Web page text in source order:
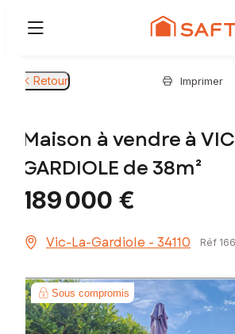
Retour Imprimer
Maison à vendre à
GARDIOLE de 38m²
189 000 €
Vic-La-Gardiole - 34110 Réf
Sous compromis